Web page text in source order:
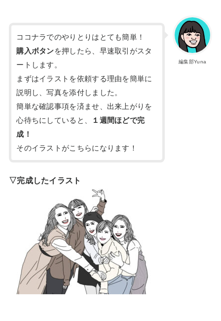
編集部Yuna
ココナラでのやりとりはとても簡単！
購入ボタンを押したら、早速取引がスタ
ートします。
まずはイラストを依頼する理由を簡単に
説明し、写真を添付しました。
簡単な確認事項を済ませ、出来上がりを
心待ちにしていると、
１週間ほどで完
成！
そのイラストがこちらになります！
▽完成したイラスト